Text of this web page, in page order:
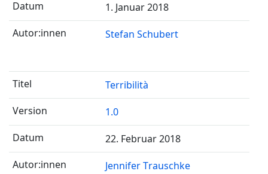
1. Januar 2018
Stefan Schubert
Terribilità
1.0
22. Februar 2018
Jennifer Trauschke